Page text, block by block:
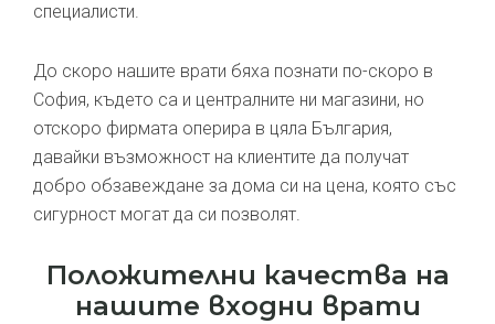
специалисти.
До скоро нашите врати бяха познати по-скоро в
София, където са и централните ни магазини, но
отскоро фирмата оперира в цяла България,
давайки възможност на клиентите да получат
добро обзавеждане за дома си на цена, която със
сигурност могат да си позволят.
Положителни качества на
нашите входни врати